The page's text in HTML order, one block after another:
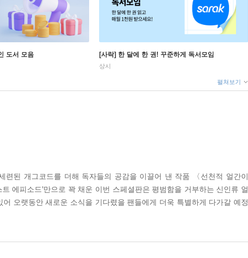
도서 모음 [사락] 한 달에 한 권! 꾸준하게 독서모임
상시
펼쳐보기
된 개그코드를 더해 독자들의 공감을 이끌어 낸 작품 〈선천적 얼간이
에피소드’만으로 꽉 채운 이번 스페셜판은 평범함을 거부하는 신인류 얼
오랫동안 새로운 소식을 기다렸을 팬들에게 더욱 특별하게 다가갈 예정